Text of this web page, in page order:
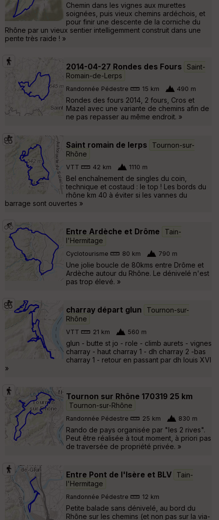
Chemin dans les vignes aux murettes
soignées, puis vieux chemins ardéchois, et
pour finir une descente de la corniche du
Rhône par un vieux sentier intelligemment construit dans une
pente très raide ! »
2014-04-27 Rondes des Fours
Saint-
Romain-de-Lerps
Randonnée Pédestre 15 km 490 m
Rondes des fours 2014, 2 fours, Cros et
Mazel avec une variante de chemins afin de
ne pas repasser au même endroit. »
Saint romain de lerps
Tournon-sur-
Rhône
VTT 42 km 1110 m
Bel enchaînement de singles du coin,
technique et costaud : le top ! Les bords du
rhône km 40 à éviter si les vannes du
barrage sont ouvertes »
Entre Ardèche et Drôme
Tain-
l'Hermitage
Cyclotourisme 80 km 790 m
Une jolie boucle de 80kms entre Drôme et
Ardèche autour du Rhône. Le dénivelé n'est
pas trop élevé. »
charray départ glun
Tournon-sur-
Rhône
VTT 21 km 560 m
glun - butte st jo - role - climb aurets - vignes
charray - haut charray 1 - dh charray 2 -bas
charray 1 - retour en passant par dh louis XVI
»
Tournon sur Rhône 170319 25 km
Tournon-sur-Rhône
Randonnée Pédestre 25 km 830 m
Rando de pays organisée par "les 2 rives".
Peut être réalisée à tout moment, à priori pas
de traversée de propriété privée. »
Entre Pont de l'Isère et BLV
Tain-
l'Hermitage
Randonnée Pédestre 12 km
Petite balade sans dénivelé, au bord du
Rhône sur les chemins (et non pas sur la via-